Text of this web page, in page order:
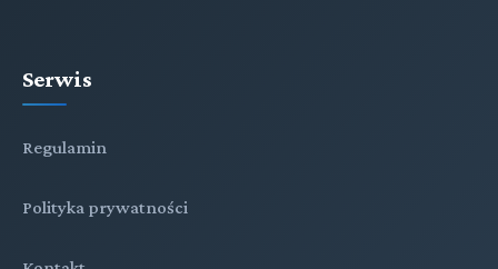
Serwis
Regulamin
Polityka prywatności